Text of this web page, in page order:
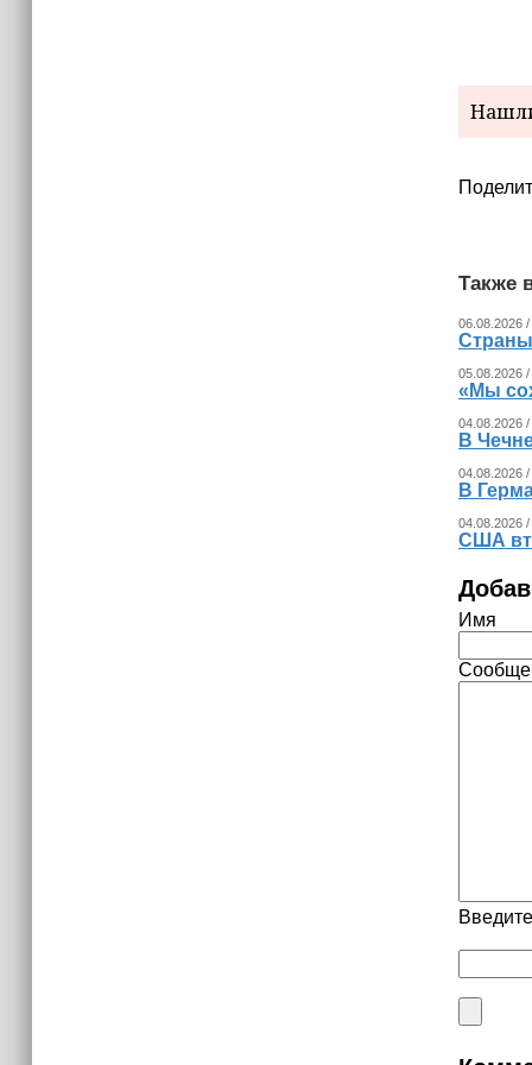
Также
06.08.2026
05.08.2026
«Мы
04.08.2026
В
04.08.2026 /
В
04.08.2026
США
Имя